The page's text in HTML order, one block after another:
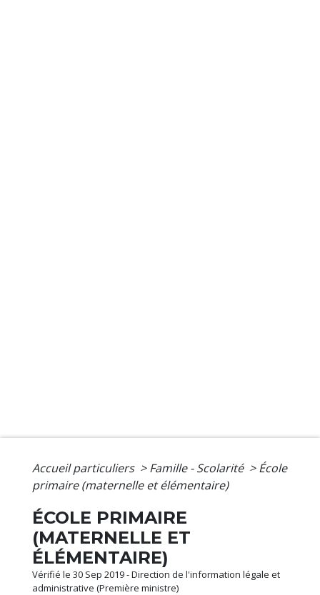
Accueil particuliers > Famille - Scolarité > École
primaire (maternelle et élémentaire)
ÉCOLE PRIMAIRE
(MATERNELLE ET
ÉLÉMENTAIRE)
Vérifié le 30 Sep 2019 - Direction de l'information légale et
administrative (Première ministre)